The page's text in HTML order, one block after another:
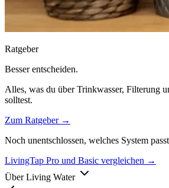
Ratgeber
Besser entscheiden.
Alles, was du über Trinkwasser, Filterung
solltest.
Zum Ratgeber →
Noch unentschlossen, welches System
LivingTap Pro und Basic vergleichen →
Über Living Water